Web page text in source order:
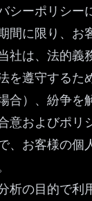
シーポリシー
間に限り、お
社は、法的義
を遵守するた
合）、紛争を
意およびポリ
、お客様の個
析の目的で利